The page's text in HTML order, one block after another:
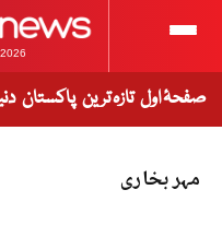
صفحۂ اول تازہ ترین پاکستان
مہر بخاری